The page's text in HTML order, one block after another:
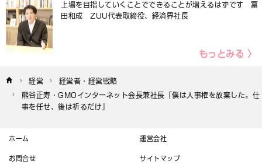
上場を目指していくことでできることが増えるはずです 冨
田和成 ZUU代表取締役、経済界社長
もっとみる 〉
経営
経営者・経営戦略
熊谷正寿・GMOインターネット会長兼社長「僕は人事権を放棄した。仕
事を任せ、後は祈るだけ」
ホーム 運営会社
お問合せ サイトマップ